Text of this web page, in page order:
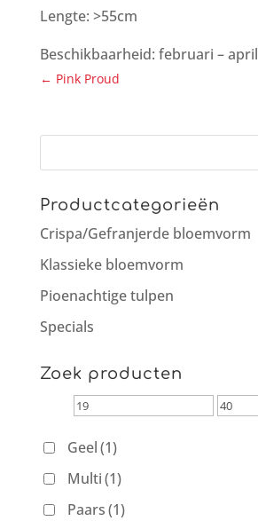
Lengte: >55cm
Beschikbaarheid: februari – april
← Pink Proud
Productcategorieën
Crispa/Gefranjerde bloemvorm
Klassieke bloemvorm
Pioenachtige tulpen
Specials
Zoek producten
Geel(1)
Multi(1)
Paars(1)